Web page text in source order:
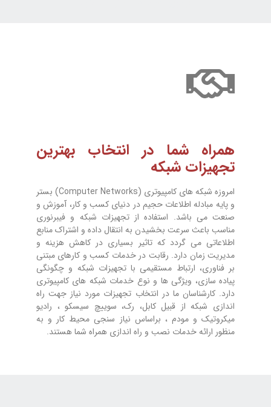
همراه شما در انتخاب بهترین
تجهیزات شبکه
امروزه شبکه های کامپیوتری (Computer Networks) بستر
و پایه مبادله اطلاعات حجیم در دنیای کسب و کار، آموزش و
صنعت می باشد. استفاده از تجهیزات شبکه و فیبرنوری
مناسب باعث سرعت بخشیدن به انتقال داده و اشتراک منابع
اطلاعاتی می گردد که تاثیر بسیاری در کاهش هزینه و
مدیریت زمان دارد. رقابت در خدمات کسب و کارهای مبتنی
بر فناوری، ارتباط مستقیمی با تجهیزات شبکه و چگونگی
پیاده سازی، ویژگی ها و نوع خدمات شبکه های کامپیوتری
دارد. کارشناسان ما در انتخاب تجهیزات مورد نیاز جهت راه
اندازی شبکه از قبیل کابل، رک، سوییچ سیسکو ، رادیو
میکروتیک و مودم ، براساس نیاز سنجی محیط کار و به
منظور ارائه خدمات نصب و راه اندازی همراه شما هستند.